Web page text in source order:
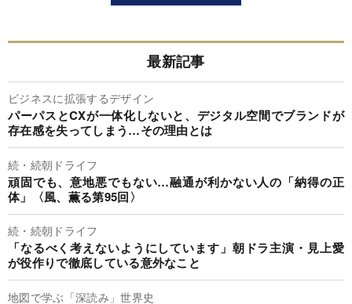
最新記事
ビジネスに拡張するデザイン
パーパスとCXが一体化しないと、デジタル空間でブランドが
存在感を失ってしまう…その理由とは
続・続朝ドライフ
頑固でも、意地悪でもない…融通が利かない人の「納得の正
体」〈風、薫る第95回〉
続・続朝ドライフ
「なるべく考えないようにしています」朝ドラ主演・見上愛
が役作りで徹底している意外なこと
地図で学ぶ「深読み」世界史